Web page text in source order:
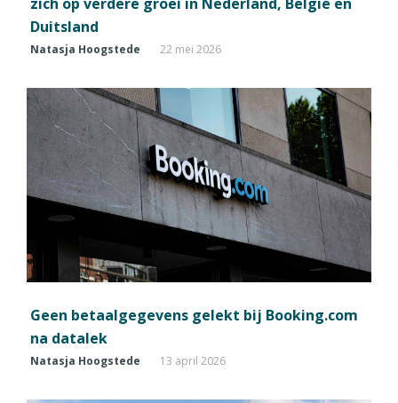
Duitsland
Natasja Hoogstede 22 mei 2026
Geen betaalgegevens gelekt bij Booking.com
na datalek
Natasja Hoogstede 13 april 2026